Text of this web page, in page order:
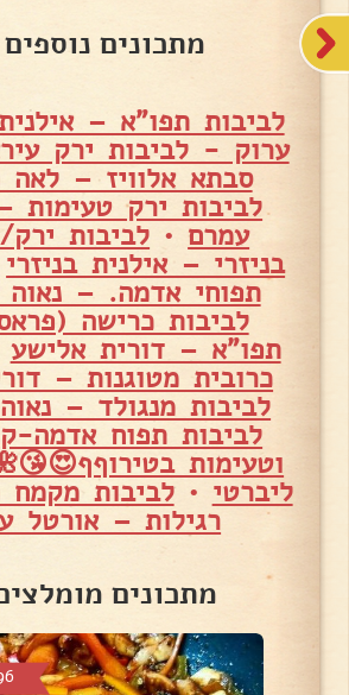
מתכונים נוספים
לביבות תפו"א –
ערוק - לביבות ירק
סבתא אלוויז – לאה
לביבות ירק טעימות
עמרם • לביבות
בניזרי – אילנית בניזרי
תפוחי אדמה. –
לביבות כרישה
תפו"א – דורית אלישע
כרובית מטוגנות –
לביבות מנגולד –
לביבות תפוח אדמה-
וטעימות
ליברטי •לביבות
רגילות – אורטל
מתכונים